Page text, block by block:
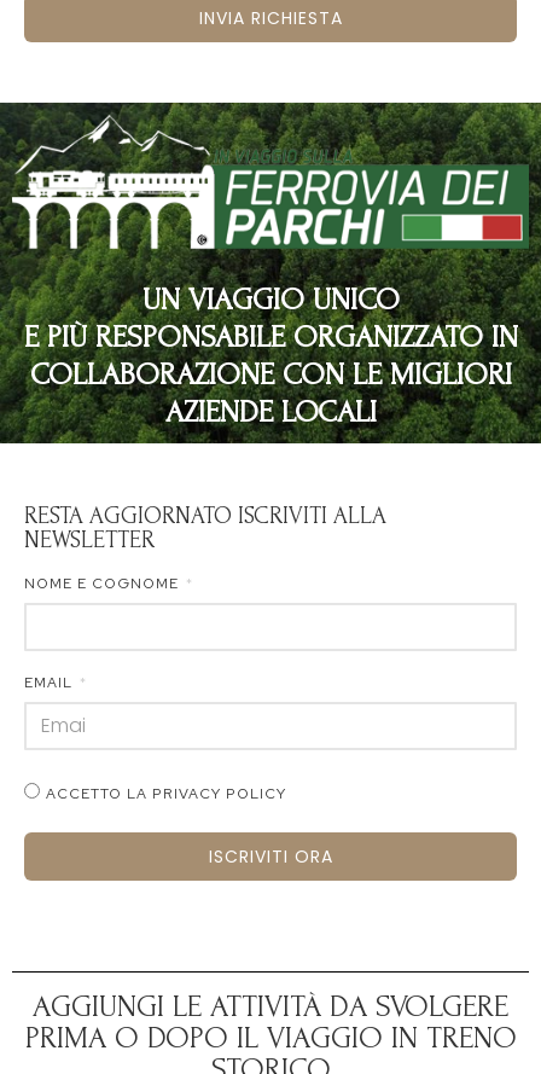
INVIA RICHIESTA
UN VIAGGIO UNICO
E PIÙ RESPONSABILE ORGANIZZATO IN
COLLABORAZIONE CON LE MIGLIORI
AZIENDE LOCALI
RESTA AGGIORNATO ISCRIVITI ALLA
NEWSLETTER
NOME E COGNOME
EMAIL
ACCETTO LA PRIVACY POLICY
ISCRIVITI ORA
AGGIUNGI LE ATTIVITÀ DA SVOLGERE
PRIMA O DOPO IL VIAGGIO IN TRENO